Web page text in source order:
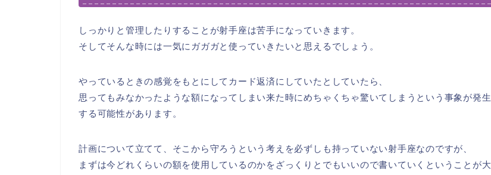
しっかりと管理したりすることが射手座は苦手になっていきます。
そしてそんな時には一気にガガガと使っていきたいと思えるでしょう。
やっているときの感覚をもとにしてカード返済にしていたとしていたら、
思ってもみなかったような額になってしまい来た時にめちゃくちゃ驚いてしまうという事象が発生
する可能性があります。
計画について立てて、そこから守ろうという考えを必ずしも持っていない射手座なのですが、
まずは今どれくらいの額を使用しているのかをざっくりとでもいいので書いていくということが大